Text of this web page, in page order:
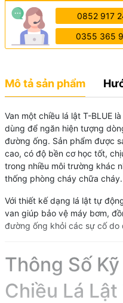
0852 917
0355 365
Mô tả sản phẩm
Van một chiều lá lật T-BLUE
dùng để ngăn hiện tượng
đường ống. Sản phẩm được
cao, có độ bền cơ học tốt,
trong nhiều môi trường khác
thống phòng cháy chữa cháy.
Với thiết kế dạng lá lật tự
van giúp bảo vệ máy bơm,
đường ống khỏi các sự cố do
Thông Số
Chiều Lá Lật